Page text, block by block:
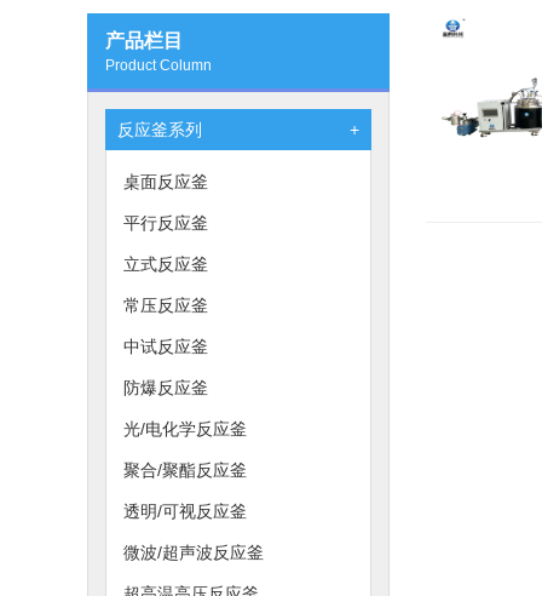
产品栏目
Product Column
反应釜系列 +
桌面反应釜
平行反应釜
立式反应釜
常压反应釜
中试反应釜
防爆反应釜
光/电化学反应釜
聚合/聚酯反应釜
透明/可视反应釜
微波/超声波反应釜